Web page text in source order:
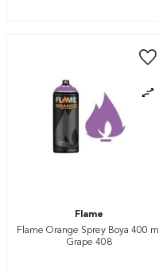
Flame
Flame Orange Sprey Boya 400 ml
Grape 408